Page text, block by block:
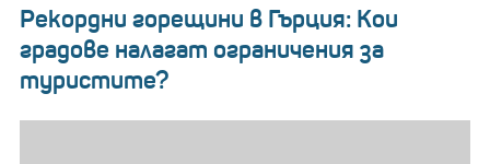
Рекордни горещини в Гърция: Кои
градове налагат ограничения за
туристите?